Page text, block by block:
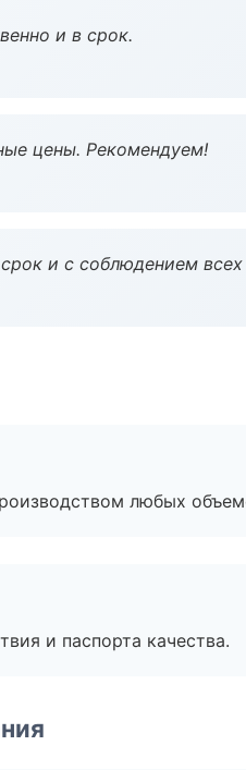
и в срок.
цены. Рекомендуем!
и с соблюдением
любых
и паспорта качества.